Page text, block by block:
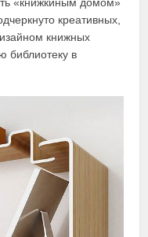
креативных,
книжных
в